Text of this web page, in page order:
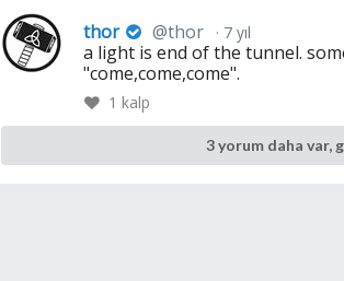
thor @thor 7 yıl
a light is end of the tunnel.
"come,come,come".
1 kalp
3 yorum daha var,